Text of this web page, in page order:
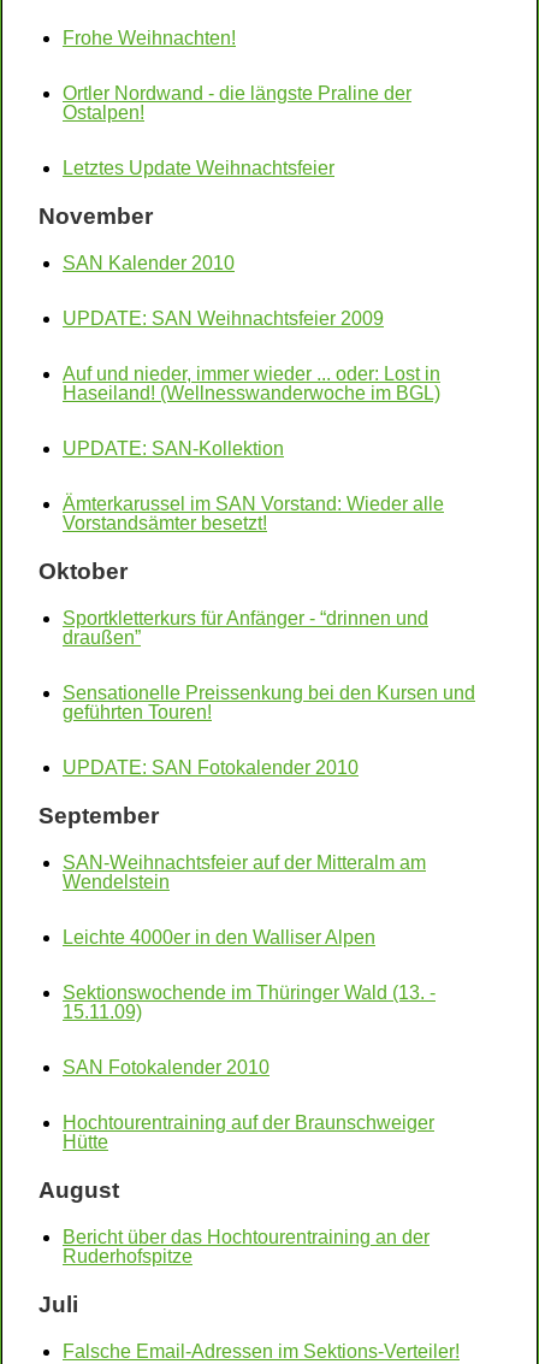
Frohe Weihnachten!
Ortler Nordwand - die längste Praline der
Ostalpen!
Letztes Update Weihnachtsfeier
November
SAN Kalender 2010
UPDATE: SAN Weihnachtsfeier 2009
Auf und nieder, immer wieder ... oder: Lost in
Haseiland! (Wellnesswanderwoche im BGL)
UPDATE: SAN-Kollektion
Ämterkarussel im SAN Vorstand: Wieder alle
Vorstandsämter besetzt!
Oktober
Sportkletterkurs für Anfänger - “drinnen und
draußen”
Sensationelle Preissenkung bei den Kursen und
geführten Touren!
UPDATE: SAN Fotokalender 2010
September
SAN-Weihnachtsfeier auf der Mitteralm am
Wendelstein
Leichte 4000er in den Walliser Alpen
Sektionswochende im Thüringer Wald (13. -
15.11.09)
SAN Fotokalender 2010
Hochtourentraining auf der Braunschweiger
Hütte
August
Bericht über das Hochtourentraining an der
Ruderhofspitze
Juli
Falsche Email-Adressen im Sektions-Verteiler!